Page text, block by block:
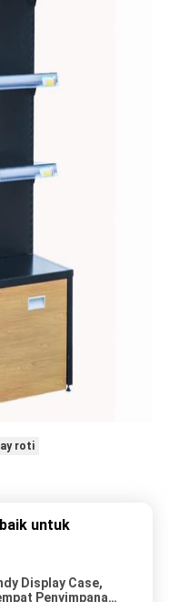
roti
untuk
Display Case,
Penyimpanan